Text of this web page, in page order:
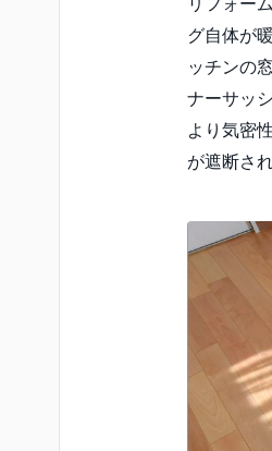
グ自体が
ッチンの
ナーサッ
より気密
が遮断さ